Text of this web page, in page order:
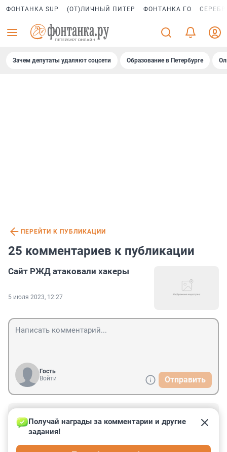
ФОНТАНКА SUP (ОТ)ЛИЧНЫЙ ПИТЕР ФОНТАНКА ГО
Зачем депутаты удаляют соцсети Образование в Петербурге
ПЕРЕЙТИ К ПУБЛИКАЦИИ
25 комментариев к публикации
Сайт РЖД атаковали хакеры
5 июля 2023, 12:27
Гость
Войти
Отправить
2 августа 2023, 21:02
Очень часто хакеры взламывают роутеры.
Провайдеров нужно обязать контролировать такие
Получай награды за комментарии и другие
задания!